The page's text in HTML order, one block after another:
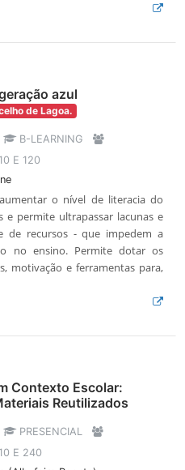
azul
de Lagoa.
B-LEARNING
E 120
o nível de literacia do
e permite ultrapassar lacunas e
de recursos - que impedem a
no ensino. Permite dotar os
motivação e ferramentas para,
Contexto Escolar:
Reutilizados
PRESENCIAL
E 240